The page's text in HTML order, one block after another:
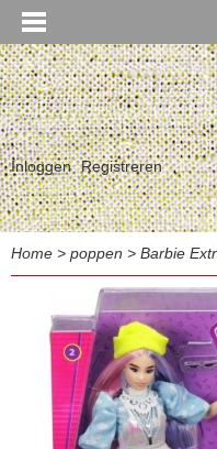
Inloggen Registreren
Home > poppen > Barbie